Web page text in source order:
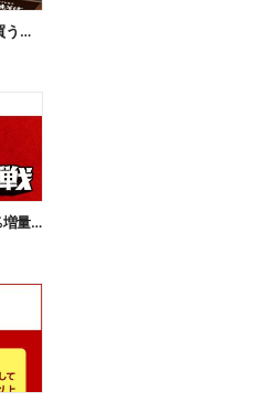
【おトク】対象の焼きそば2個買うと100円引き!
【おトク】お値段そのまま!45%増量作戦!